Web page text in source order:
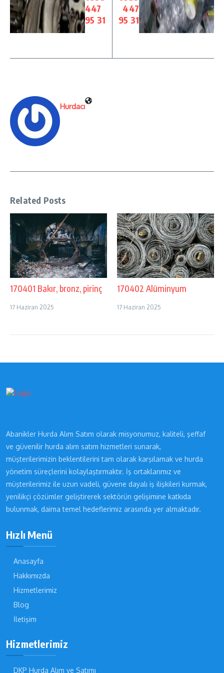
447
95 31
447
95 31
Hurdacı
Related Posts
170401 Bakır, bronz, pirinç
17 Haziran 2025
170402 Alüminyum
17 Haziran 2025
Abanikler Hurda Alım Satım olarak misyonumuz, kaliteli, şeffaf
ve güvenilir hurda alım satım hizmetleri sunarak,
müşterilerimizin beklentilerini tam olarak karşılamak ve hurda
yönetim süreçlerini kolaylaştırmaktır. İş ortaklarımız ve
müşterilerimiz ile uzun vadeli, güvene dayalı iş ilişkileri kurmak,
yenilikçi çözümler geliştirerek sektörün gelişimine katkıda
bulunmak, daima temel hedeflerimiz arasında yer almaktadır.
Hızlı Menü
Anasayfa
Hakkımızda
Hizmetlerimiz
Blog
İletişim
Hizmetlerimiz
DKP Hurda Alım ve Satımı